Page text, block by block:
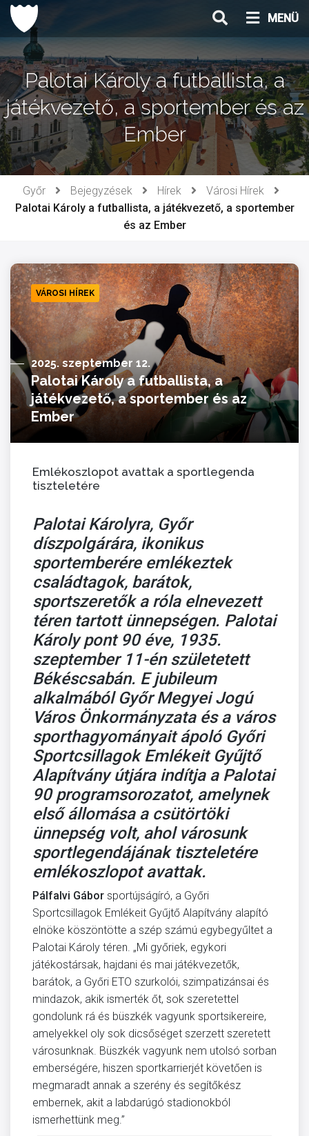
Ugrás
tartalomhoz
MENÜ
Palotai Károly a futballista, a
játékvezető, a sportember és az
Ember
Győr Bejegyzések Hírek
Városi Hírek
Palotai Károly a futballista, a játékvezető, a sportember
és az Ember
VÁROSI HÍREK
2025. szeptember 12.
Palotai Károly a futballista, a
játékvezető, a sportember és az
Ember
Emlékoszlopot avattak a sportlegenda
tiszteletére
Palotai Károlyra, Győr
díszpolgárára, ikonikus
sportemberére emlékeztek
családtagok, barátok,
sportszeretők a róla elnevezett
téren tartott ünnepségen. Palotai
Károly pont 90 éve, 1935.
szeptember 11-én születetett
Békéscsabán. E jubileum
alkalmából Győr Megyei Jogú
Város Önkormányzata és a város
sporthagyományait ápoló Győri
Sportcsillagok Emlékeit Gyűjtő
Alapítvány útjára indítja a Palotai
90 programsorozatot, amelynek
első állomása a csütörtöki
ünnepség volt, ahol városunk
sportlegendájának tiszteletére
emlékoszlopot avattak.
Pálfalvi Gábor sportújságíró, a Győri
Sportcsillagok Emlékeit Gyűjtő Alapítvány alapító
elnöke köszöntötte a szép számú egybegyűltet a
Palotai Károly téren. „Mi győriek, egykori
játékostársak, hajdani és mai játékvezetők,
barátok, a Győri ETO szurkolói, szimpatizánsai és
mindazok, akik ismerték őt, sok szeretettel
gondolunk rá és büszkék vagyunk sportsikereire,
amelyekkel oly sok dicsőséget szerzett szeretett
városunknak. Büszkék vagyunk nem utolsó sorban
emberségére, hiszen sportkarrierjét követően is
megmaradt annak a szerény és segítőkész
embernek, akit a labdarúgó stadionokból
ismerhettünk meg.”